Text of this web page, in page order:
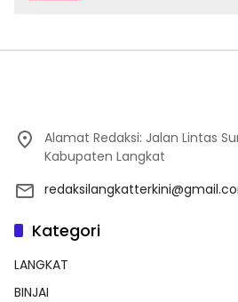
Alamat Redaksi: Jalan Lintas
Kabupaten Langkat
Kategori
LANGKAT
BINJAI